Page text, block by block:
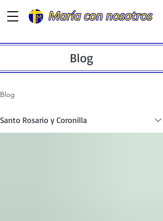
Blog
Blog
Santo Rosario y Coronilla